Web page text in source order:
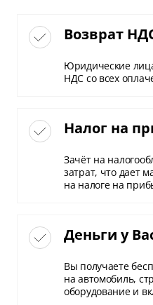
Возврат
Юридические
НДС со всех
Налог на
Зачёт на
затрат, что дает
на налоге на
Деньги у
Вы получаете
на автомобиль,
оборудование и